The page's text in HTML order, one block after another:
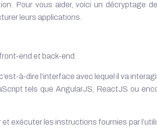
Pour vous aider, voici un décryptage
leurs applications.
end et back-end.
à-dire l’interface avec lequel il va
tels que AngularJS, ReactJS ou
exécuter les instructions fournies par